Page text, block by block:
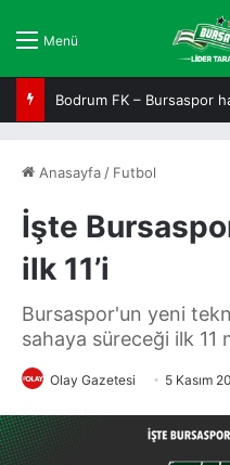
Menü
Bodrum FK – Bursaspor
Anasayfa / Futbol
İşte
ilk 11’i
Bursaspor'un yeni
sahaya süreceği ilk 11
Olay Gazetesi 5 Kasım